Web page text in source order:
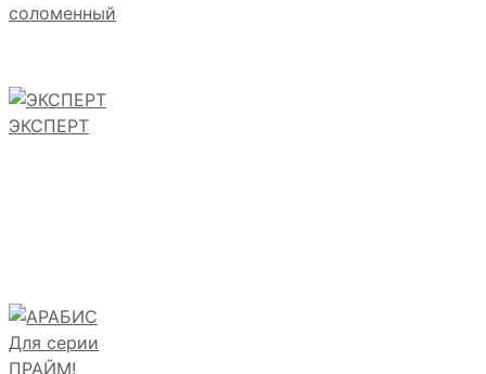
соломенный
ЭКСПЕРТ